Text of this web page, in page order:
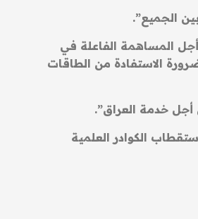
الجميع”.
أجل المساهمة الفاعلة في
الاستفادة من الطاقات
خدمة العراق”.
الكوادر العلمية